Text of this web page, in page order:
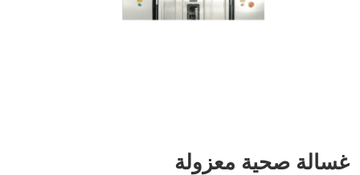
غسالة صحية معزولة